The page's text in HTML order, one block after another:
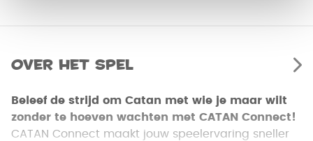
Over het spel
Beleef de strijd om Catan met wie je maar wilt
zonder te hoeven wachten met CATAN Connect!
CATAN Connect maakt jouw speelervaring sneller